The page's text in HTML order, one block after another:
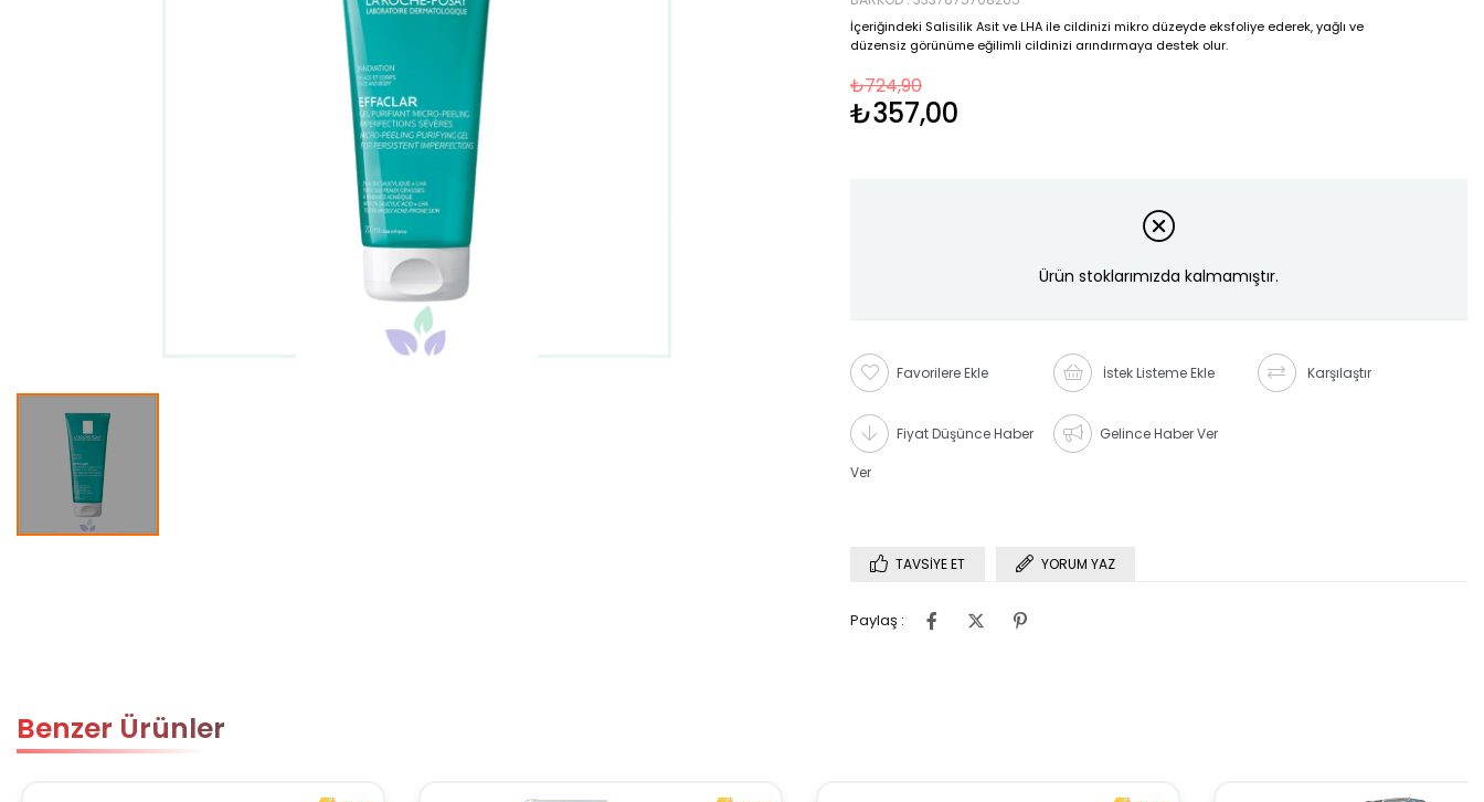
İçeriğindeki Salisilik Asit ve LHA ile cildinizi mikro düzeyde eksfoliye ederek, yağlı ve
düzensiz görünüme eğilimli cildinizi arındırmaya destek olur.
₺724,90
₺357,00
Ürün stoklarımızda kalmamıştır.
Favorilere Ekle İstek Listeme Ekle Karşılaştır
Fiyat Düşünce Haber
Ver
Gelince Haber Ver
TAVSIYE ET YORUM YAZ
Paylaş :
Benzer Ürünler